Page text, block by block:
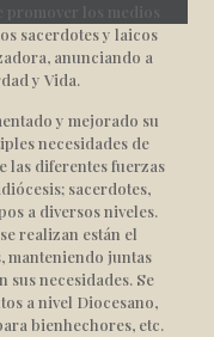
promover los medios
sacerdotes y laicos
anunciando a
y Vida.
y mejorado su
necesidades de
las diferentes fuerzas
sacerdotes,
a diversos niveles.
realizan están el
manteniendo juntas
necesidades. Se
a nivel Diocesano,
bienhechores, etc.